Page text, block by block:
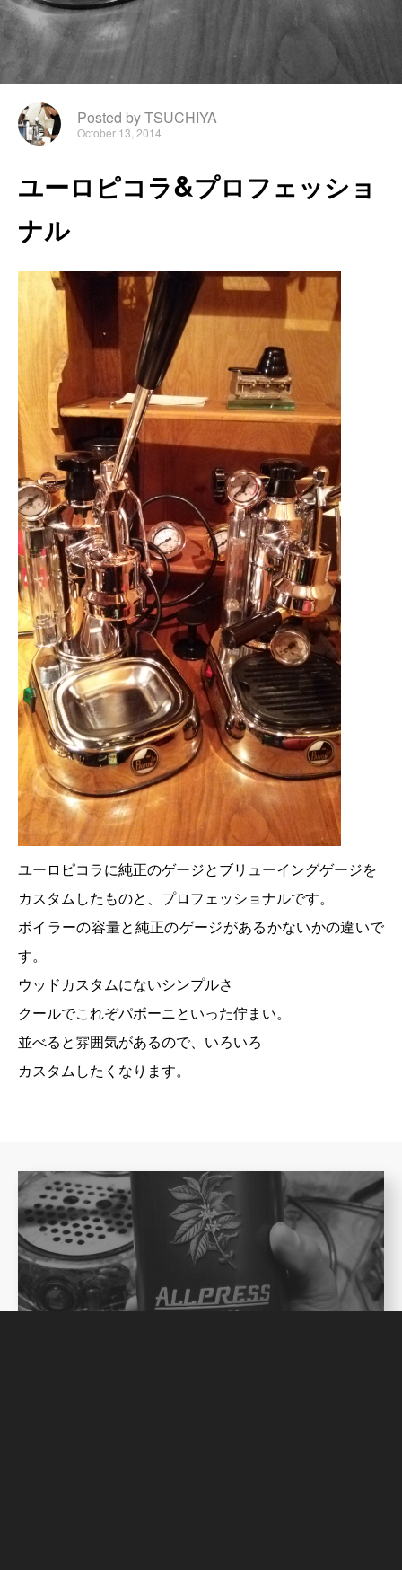
Posted by TSUCHIYA
October 13, 2014
ユーロ ピコラ&プロフェッショ
ナル
ユーロピコラに純正のゲージとブリューイングゲージを
カスタムしたものと、プロフェッショナルです。
ボイラーの容量と純正のゲージがあるかないかの違いで
す。
ウッドカスタムにないシンプルさ
クールでこれぞパボーニといった佇まい。
並べると雰囲気があるので、いろいろ
カスタムしたくなります。